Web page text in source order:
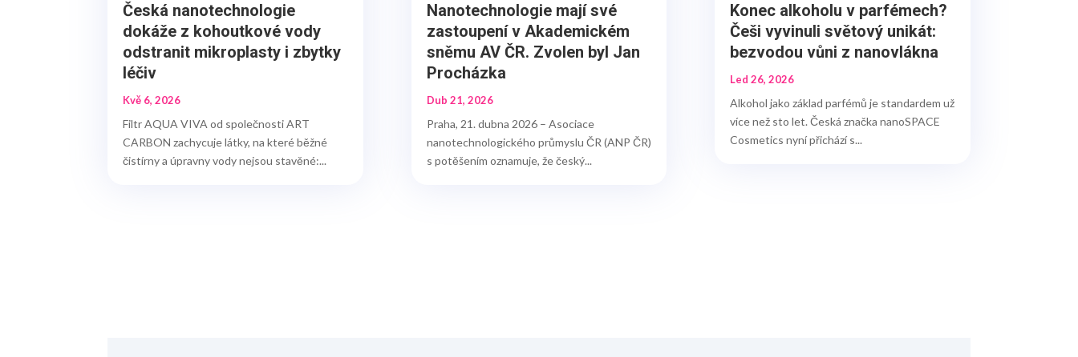
Česká nanotechnologie
dokáže z kohoutkové vody
odstranit mikroplasty i zbytky
léčiv
Kvě 6, 2026
Filtr AQUA VIVA od společnosti ART
CARBON zachycuje látky, na které běžné
čistírny a úpravny vody nejsou stavěné:...
Nanotechnologie mají své
zastoupení v Akademickém
sněmu AV ČR. Zvolen byl Jan
Procházka
Dub 21, 2026
Praha, 21. dubna 2026 – Asociace
nanotechnologického průmyslu ČR (ANP ČR)
s potěšením oznamuje, že český...
Konec alkoholu v parfémech?
Češi vyvinuli světový unikát:
bezvodou vůni z nanovlákna
Led 26, 2026
Alkohol jako základ parfémů je standardem už
více než sto let. Česká značka nanoSPACE
Cosmetics nyní přichází s...